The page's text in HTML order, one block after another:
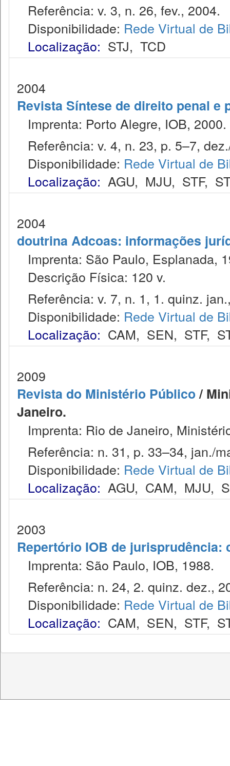
Referência: v. 3, n. 26, fev., 2004.
Disponibilidade: Rede Virtual de
Localização: STJ, TCD
2004
Revista Síntese de direito penal e
Imprenta: Porto Alegre, IOB, 2000.
Referência: v. 4, n. 23, p. 5–7,
Disponibilidade: Rede Virtual de
Localização: AGU, MJU, STF,
2004
doutrina Adcoas: informações
Imprenta: São Paulo, Esplanada,
Descrição Física: 120 v.
Referência: v. 7, n. 1, 1. quinz.
Disponibilidade: Rede Virtual de
Localização: CAM, SEN, STF,
2009
Revista do Ministério Público/
Janeiro.
Imprenta: Rio de Janeiro,
Referência: n. 31, p. 33–34, jan./
Disponibilidade: Rede Virtual de
Localização: AGU, CAM, MJU,
2003
Repertório IOB de
Imprenta: São Paulo, IOB, 1988.
Referência: n. 24, 2. quinz. dez.,
Disponibilidade: Rede Virtual de
Localização: CAM, SEN, STF,